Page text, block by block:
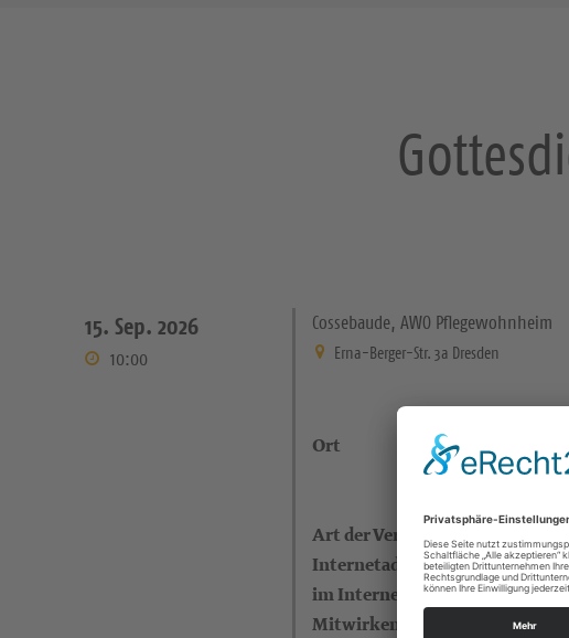
15. Sep. 2026
10:00
Cossebaude, AWO Pflegewohnheim
Erna-Berger-Str. 3a Dresden
Ort
Art der Veranstaltung
Internetadresse (eigene Infos
im Internet)
Mitwirkende